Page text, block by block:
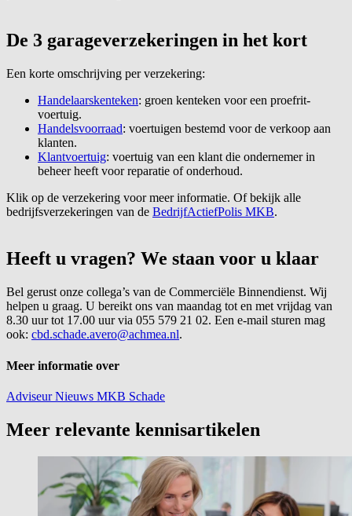
De 3 garageverzekeringen in het kort
Een korte omschrijving per verzekering:
Handelaarskenteken: groen kenteken voor een proefrit-
voertuig.
Handelsvoorraad: voertuigen bestemd voor de verkoop aan
klanten.
Klantvoertuig: voertuig van een klant die ondernemer in
beheer heeft voor reparatie of onderhoud.
Klik op de verzekering voor meer informatie. Of bekijk alle
bedrijfsverzekeringen van de BedrijfActiefPolis MKB.
Heeft u vragen? We staan voor u klaar
Bel gerust onze collega’s van de Commerciële Binnendienst. Wij
helpen u graag. U bereikt ons van maandag tot en met vrijdag van
8.30 uur tot 17.00 uur via 055 579 21 02. Een e-mail sturen mag
ook: cbd.schade.avero@achmea.nl.
Meer informatie over
AdviseurNieuws MKB Schade
Meer relevante kennisartikelen